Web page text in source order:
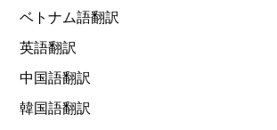
ベトナム語翻訳
英語翻訳
中国語翻訳
韓国語翻訳